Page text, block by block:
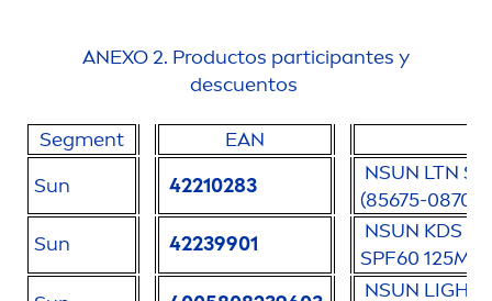
ANEXO 2. Productos participantes y
descuentos
Segment EAN
Sun
42210283
NSUN LTN
(85675-08700-
Sun
42239901
NSUN KDS
SPF60 125ML
NSUN LIGHT